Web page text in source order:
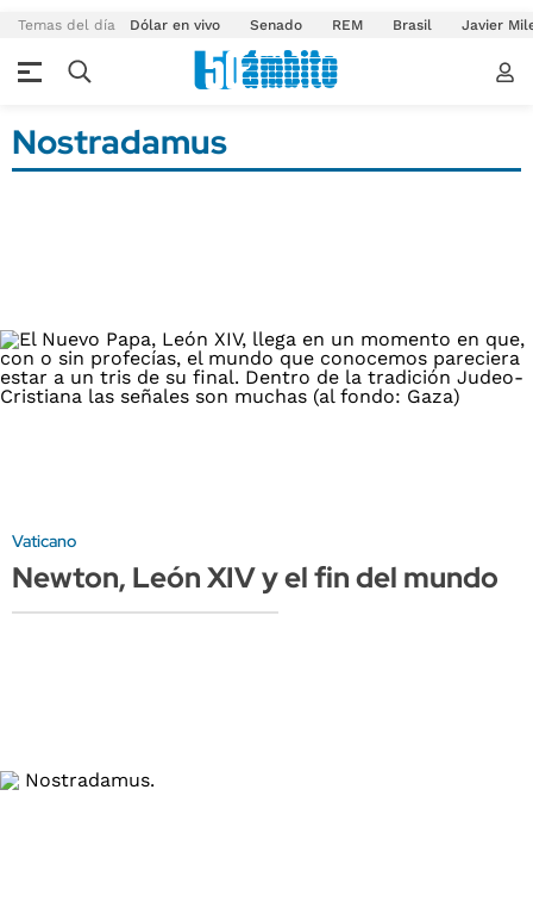
Temas del día Dólar en vivo Senado REM Brasil Javier
Nostradamus
Vaticano
Newton, León XIV y el fin del mundo